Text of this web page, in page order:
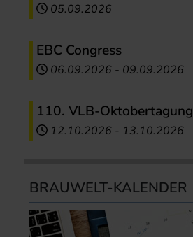
05.09.2026
EBC Congress
06.09.2026 - 09.09.2026
110. VLB-Oktobertagung
12.10.2026 - 13.10.2026
BRAUWELT-KALENDER